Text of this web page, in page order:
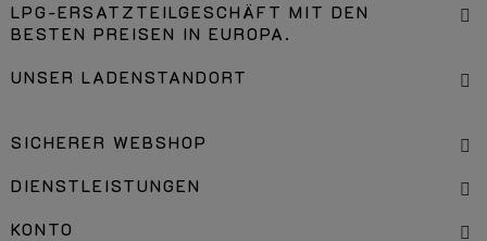
LPG-ERSATZTEILGESCHÄFT MIT DEN
BESTEN PREISEN IN EUROPA.
UNSER LADENSTANDORT
SICHERER WEBSHOP
DIENSTLEISTUNGEN
KONTO